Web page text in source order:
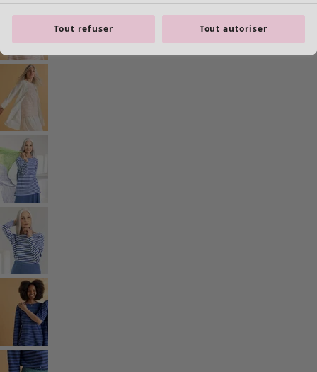
Rideaux
Coussins & Housse de coussin
Tapis
Éponge
Livres
Coups de cœur antérieurs
Pièce
Salle de bain
Salon
Cuisine et repas
Tout refuser Tout autoriser